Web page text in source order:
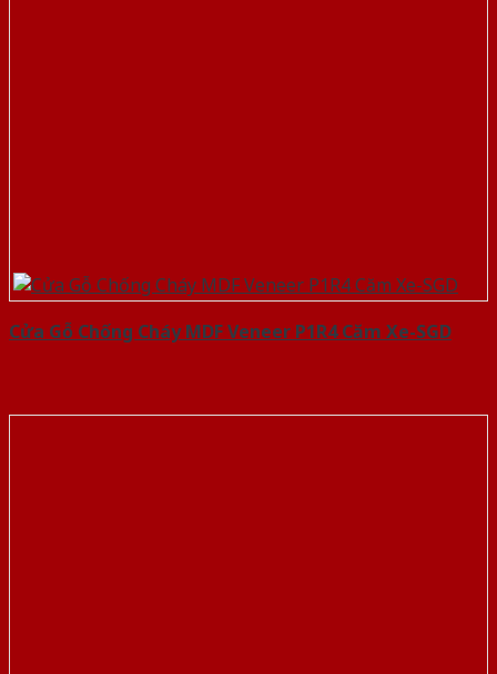
Cửa Gỗ Chống Cháy MDF Veneer P1R4 Căm Xe-SGD